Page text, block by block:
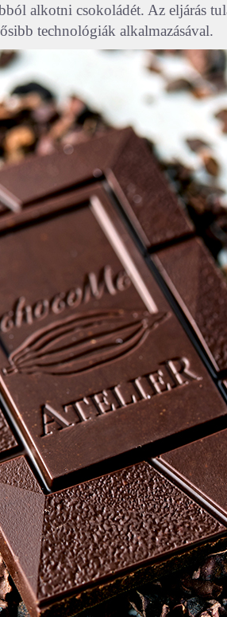
alkotni csokoládét. Az eljárás
technológiák alkalmazásával.